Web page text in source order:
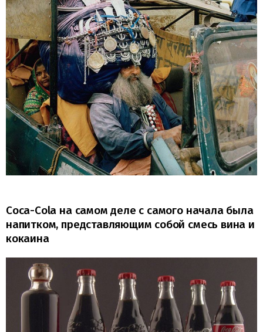
Coca-Cola на самом деле с самого начала была
напитком, представляющим собой смесь вина и
кокаина